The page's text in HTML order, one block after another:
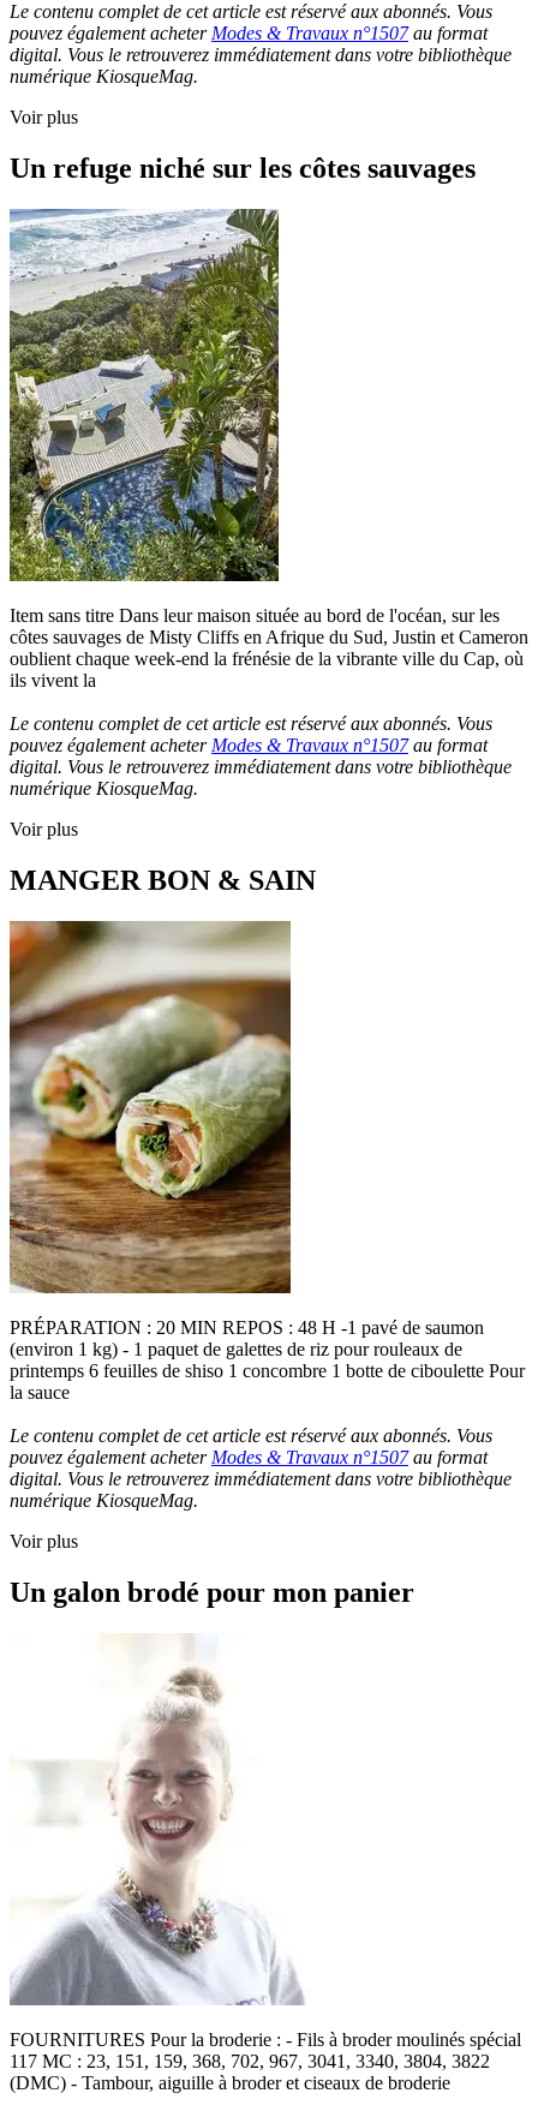
Le contenu complet de cet article est réservé aux abonnés. Vous
pouvez également acheterModes & Travaux n°1507au format
digital. Vous le retrouverez immédiatement dans votre bibliothèque
numérique KiosqueMag.
Voir plus
Un refuge niché sur les côtes sauvages
Item sans titre Dans leur maison située au bord de l'océan, sur les
côtes sauvages de Misty Cliffs en Afrique du Sud, Justin et Cameron
oublient chaque week-end la frénésie de la vibrante ville du Cap, où
ils vivent la
Le contenu complet de cet article est réservé aux abonnés. Vous
pouvez également acheter Modes & Travaux n°1507au format
digital. Vous le retrouverez immédiatement dans votre bibliothèque
numérique KiosqueMag.
Voir plus
MANGER BON & SAIN
PRÉPARATION : 20 MIN REPOS : 48 H -1 pavé de saumon
(environ 1 kg) - 1 paquet de galettes de riz pour rouleaux de
printemps 6 feuilles de shiso 1 concombre 1 botte de ciboulette Pour
la sauce
Le contenu complet de cet article est réservé aux abonnés. Vous
pouvez également acheter Modes & Travaux n°1507au format
digital. Vous le retrouverez immédiatement dans votre bibliothèque
numérique KiosqueMag.
Voir plus
Un galon brodé pour mon panier
FOURNITURES Pour la broderie : - Fils à broder moulinés spécial
117 MC : 23, 151, 159, 368, 702, 967, 3041, 3340, 3804, 3822
(DMC) - Tambour, aiguille à broder et ciseaux de broderie